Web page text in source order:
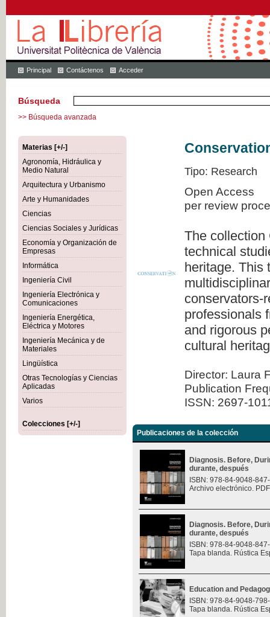
Principal Contáctenos Acceder
Búsqueda
>> Búsqueda avanzada
Materias [+/-]
Agronomía, Hidráulica y
Medio Natural
Arquitectura y Urbanismo
Arte y Humanidades
Ciencias
Ciencias Sociales y Jurídicas
Economía y Organización de
Empresas
Informática
Ingeniería Civil
Ingeniería Electrónica y
Comunicaciones
Ingeniería Energética,
Eléctrica y Motores
Ingeniería Mecánica y de
Materiales
Lingüística
Otras Tecnologías y Ciencias
Aplicadas
Varios
Colecciones [+/-]
Tipo: Research
Open Access
per review
The collection
technical
heritage. This
conservators-
professionals
and rigorous
cultural
Director: Laura
Publication
ISSN: 2697-
Publicaciones de la colección
Diagnosis. Before,
durante, después
ISBN: 978-84-9048-
Archivo electrónico.
Diagnosis. Before,
durante, después
ISBN: 978-84-9048-
Tapa blanda. Rústica
Education and
ISBN: 978-84-9048-
Tapa blanda. Rústica